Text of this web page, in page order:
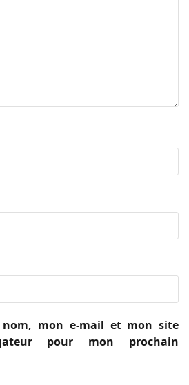
nom, mon e-mail et mon site
pour mon prochain